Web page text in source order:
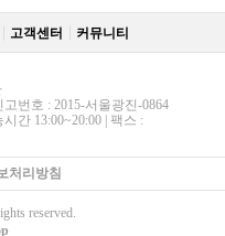
고객센터 커뮤니티
번호 : 2015-서울광진-0864
간 13:00~20:00 | 팩스 :
처리방침
reserved.